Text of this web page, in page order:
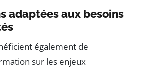
adaptées aux besoins
également de
sur les enjeux